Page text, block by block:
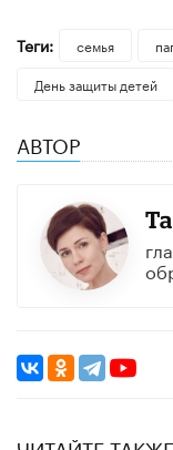
Теги: семья
День защиты детей
АВТОР